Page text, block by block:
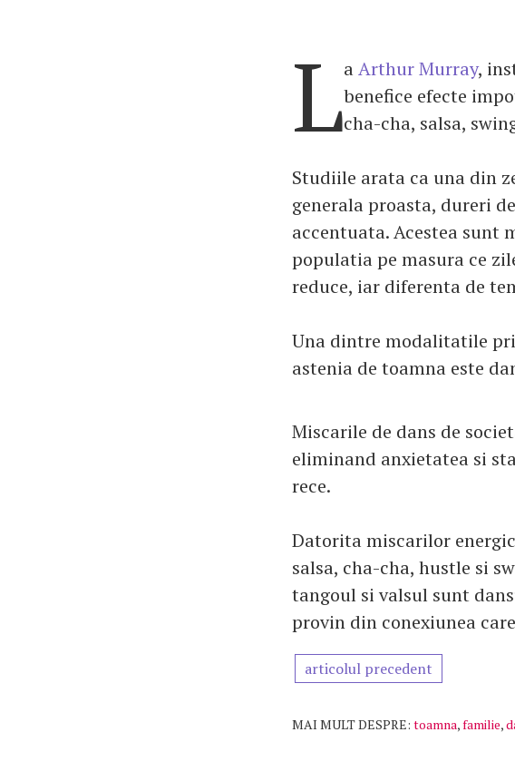
LaArthur Murray,
benefice efecte
cha-cha, salsa,
Studiile arata ca una din
generala proasta, dureri
accentuata. Acestea sunt
populatia pe masura ce
reduce, iar diferenta de
Una dintre modalitatile
astenia de toamna este
Miscarile de dans de
eliminand anxietatea si
rece.
Datorita miscarilor
salsa, cha-cha, hustle si
tangoul si valsul sunt
provin din conexiunea
articolul precedent
MAI MULT DESPRE: toamna,familie,